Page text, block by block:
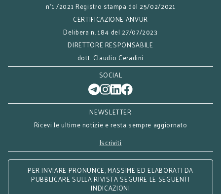
n°1 /2021 Registro stampa del 25/02/2021
CERTIFICAZIONE ANVUR
Delibera n. 184 del 27/07/2023
DIRETTORE RESPONSABILE
dott. Claudio Ceradini
SOCIAL
NEWSLETTER
Ricevi le ultime notizie e resta sempre aggiornato
Iscriviti
PER INVIARE PRONUNCE, MASSIME ED ELABORATI DA
PUBBLICARE SULLA RIVISTA SEGUIRE LE SEGUENTI
INDICAZIONI